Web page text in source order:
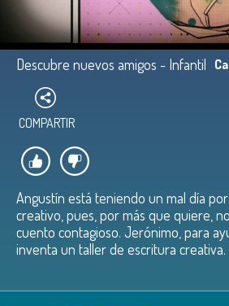
Descubre nuevos amigos - Infantil
COMPARTIR
Angustín está teniendo un mal día
creativo, pues, por más que quiere,
cuento contagioso. Jerónimo, para
inventa un taller de escritura creativa.